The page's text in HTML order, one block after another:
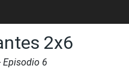
2x6
Episodio 6